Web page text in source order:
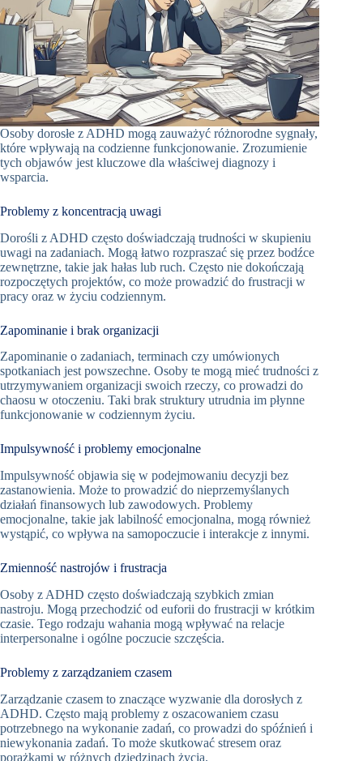
Osoby dorosłe z ADHD mogą zauważyć różnorodne sygnały,
które wpływają na codzienne funkcjonowanie. Zrozumienie
tych objawów jest kluczowe dla właściwej diagnozy i
wsparcia.
Problemy z koncentracją uwagi
Dorośli z ADHD często doświadczają trudności w skupieniu
uwagi na zadaniach. Mogą łatwo rozpraszać się przez bodźce
zewnętrzne, takie jak hałas lub ruch. Często nie dokończają
rozpoczętych projektów, co może prowadzić do frustracji w
pracy oraz w życiu codziennym.
Zapominanie i brak organizacji
Zapominanie o zadaniach, terminach czy umówionych
spotkaniach jest powszechne. Osoby te mogą mieć trudności z
utrzymywaniem organizacji swoich rzeczy, co prowadzi do
chaosu w otoczeniu. Taki brak struktury utrudnia im płynne
funkcjonowanie w codziennym życiu.
Impulsywność i problemy emocjonalne
Impulsywność objawia się w podejmowaniu decyzji bez
zastanowienia. Może to prowadzić do nieprzemyślanych
działań finansowych lub zawodowych. Problemy
emocjonalne, takie jak labilność emocjonalna, mogą również
wystąpić, co wpływa na samopoczucie i interakcje z innymi.
Zmienność nastrojów i frustracja
Osoby z ADHD często doświadczają szybkich zmian
nastroju. Mogą przechodzić od euforii do frustracji w krótkim
czasie. Tego rodzaju wahania mogą wpływać na relacje
interpersonalne i ogólne poczucie szczęścia.
Problemy z zarządzaniem czasem
Zarządzanie czasem to znaczące wyzwanie dla dorosłych z
ADHD. Często mają problemy z oszacowaniem czasu
potrzebnego na wykonanie zadań, co prowadzi do spóźnień i
niewykonania zadań. To może skutkować stresem oraz
porażkami w różnych dziedzinach życia.